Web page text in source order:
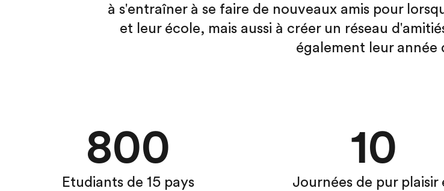
à s'entraîner à se faire de nouveaux amis pour
et leur école, mais aussi à créer un réseau
également leur année
800
Etudiants de 15 pays
10
Journées de pur plaisir